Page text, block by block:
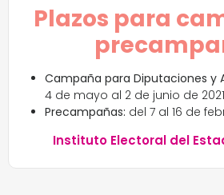
Plazos para
Campaña para Diputaciones y
4 de mayo al 2 de junio de 2021
Precampañas: del 7 al 16 de
Instituto Electoral del